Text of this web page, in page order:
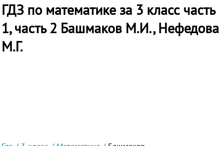
ГДЗ по математике за 3 класс часть
1, часть 2 Башмаков М.И., Нефедова
М.Г.